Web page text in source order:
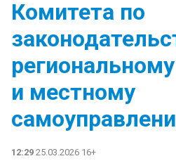
Комитета по
и местному
12:29 25.03.2026 16+